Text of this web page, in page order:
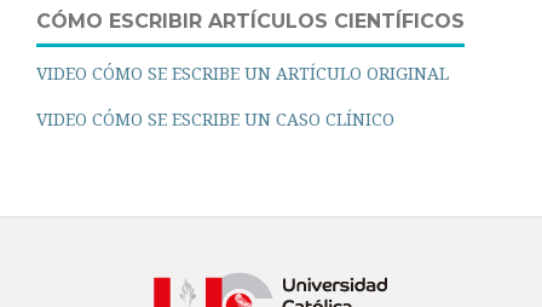
CÓMO ESCRIBIR ARTÍCULOS CIENTÍFICOS
VIDEO CÓMO SE ESCRIBE UN ARTÍCULO ORIGINAL
VIDEO CÓMO SE ESCRIBE UN CASO CLÍNICO